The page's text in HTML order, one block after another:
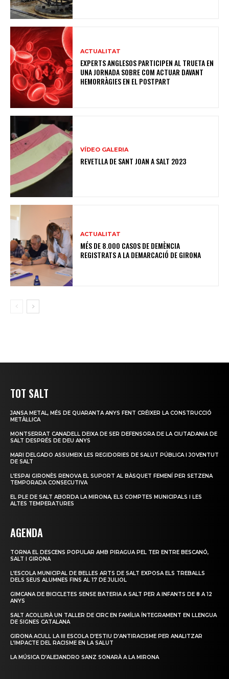
ACTUALITAT
EXPERTS ANGLESOS PARTICIPEN AL TRUETA EN
UNA JORNADA SOBRE COM ACTUAR DAVANT
HEMORRÀGIES EN EL POSTPART
VÍDEO GALERIA
REVETLLA DE SANT JOAN A SALT 2023
ACTUALITAT
MÉS DE 8.000 CASOS DE DEMÈNCIA
REGISTRATS A LA DEMARCACIÓ DE GIRONA
TOT SALT
JANSA METAL, MÉS DE QUARANTA ANYS FENT CRÉIXER LA CONSTRUCCIÓ
METÀL·LICA
MONTSERRAT CANADELL DEIXA DE SER DEFENSORA DE LA CIUTADANIA DE
SALT DESPRÉS DE DEU ANYS
MARI DELGADO ASSUMEIX LES REGIDORIES DE SALUT PÚBLICA I JOVENTUT
DE SALT
L’ESPAI GIRONÈS RENOVA EL SUPORT AL BÀSQUET FEMENÍ PER SETZENA
TEMPORADA CONSECUTIVA
EL PLE DE SALT ABORDA LA MIRONA, ELS COMPTES MUNICIPALS I LES
ALTES TEMPERATURES
AGENDA
TORNA EL DESCENS POPULAR AMB PIRAGUA PEL TER ENTRE BESCANÓ,
SALT I GIRONA
L’ESCOLA MUNICIPAL DE BELLES ARTS DE SALT EXPOSA ELS TREBALLS
DELS SEUS ALUMNES FINS AL 17 DE JULIOL
GIMCANA DE BICICLETES SENSE BATERIA A SALT PER A INFANTS DE 8 A 12
ANYS
SALT ACOLLIRÀ UN TALLER DE CIRC EN FAMÍLIA ÍNTEGRAMENT EN LLENGUA
DE SIGNES CATALANA
GIRONA ACULL LA III ESCOLA D’ESTIU D’ANTIRACISME PER ANALITZAR
L’IMPACTE DEL RACISME EN LA SALUT
LA MÚSICA D’ALEJANDRO SANZ SONARÀ A LA MIRONA